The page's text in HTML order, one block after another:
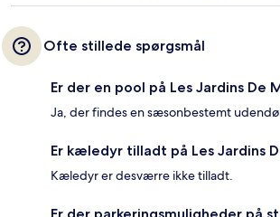
Ofte stillede spørgsmål
Er der en pool på Les Jardins De
Ja, der findes en sæsonbestemt
Er kæledyr tilladt på Les Jardins
Kæledyr er desværre ikke tilladt.